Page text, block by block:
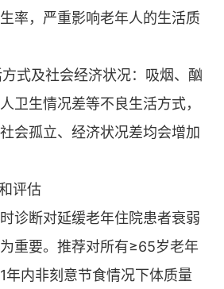
率，严重影响老年人的生活质
式及社会经济状况：吸烟、酗
卫生情况差等不良生活方式，
会孤立、经济状况差均会增加
评估
诊断对延缓老年住院患者衰弱
重要。推荐对所有≥65岁老年
年内非刻意节食情况下体质量